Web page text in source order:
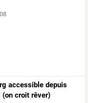
accessible depuis
(on croit rêver)